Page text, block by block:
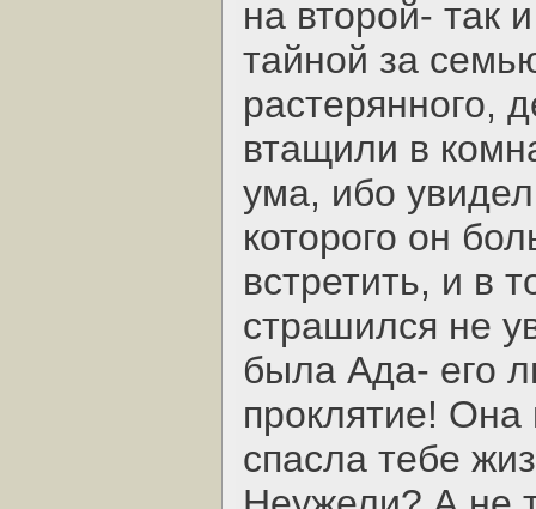
на второй- так
тайной за
растерянного,
втащили в
ума, ибо
которого он
встретить, и в
страшился не
была Ада- его
проклятие!
спасла тебе